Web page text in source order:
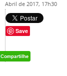
Abril de 2017, 17h30
Save